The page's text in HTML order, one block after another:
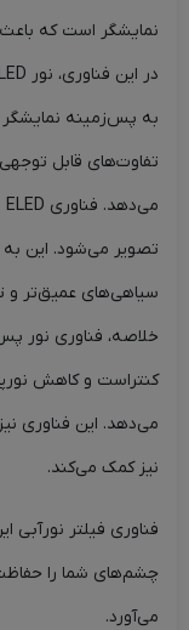
نمایشگر است که
به پس‌زمینه نمایشگر
تفاوت‌های قابل
تصویر می‌شود. این به
سیاهی‌های عمیق‌تر و
کنتراست و کاهش
می‌دهد. این فناوری
نیز کمک می‌کند.
فناوری فیلتر نورآبی
چشم‌های شما را
می‌آورد.